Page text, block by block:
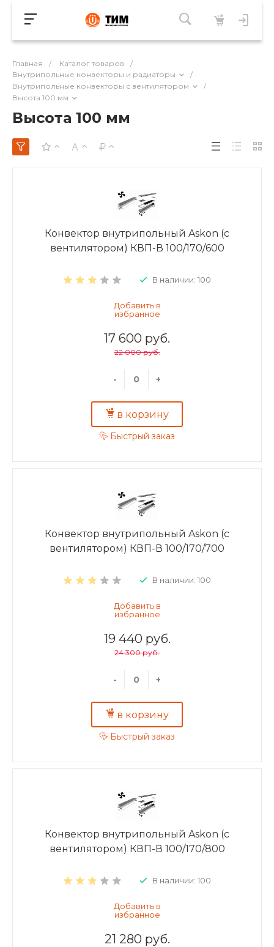
Главная / Каталог товаров
/
Внутрипольные конвекторы и радиаторы
/
Внутрипольные конвекторы с вентилятором
/
Высота 100 мм
Высота 100 мм
Конвектор внутрипольный Askon (с
вентилятором) КВП-В 100/170/600
В наличии: 100
17 600 руб.
22 000 руб.
- +
в корзину
Быстрый заказ
Конвектор внутрипольный Askon (с
вентилятором) КВП-В 100/170/700
В наличии: 100
19 440 руб.
24 300 руб.
- +
в корзину
Быстрый заказ
Конвектор внутрипольный Askon (с
вентилятором) КВП-В 100/170/800
В наличии: 100
21 280 руб.